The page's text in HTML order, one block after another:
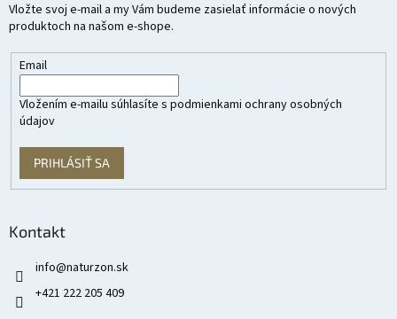
Vložte svoj e-mail a my Vám budeme zasielať informácie o nových
produktoch na našom e-shope.
Email
Vložením e-mailu súhlasíte s podmienkami ochrany osobných
údajov
PRIHLÁSIŤ SA
Kontakt
info@naturzon.sk
+421 222 205 409